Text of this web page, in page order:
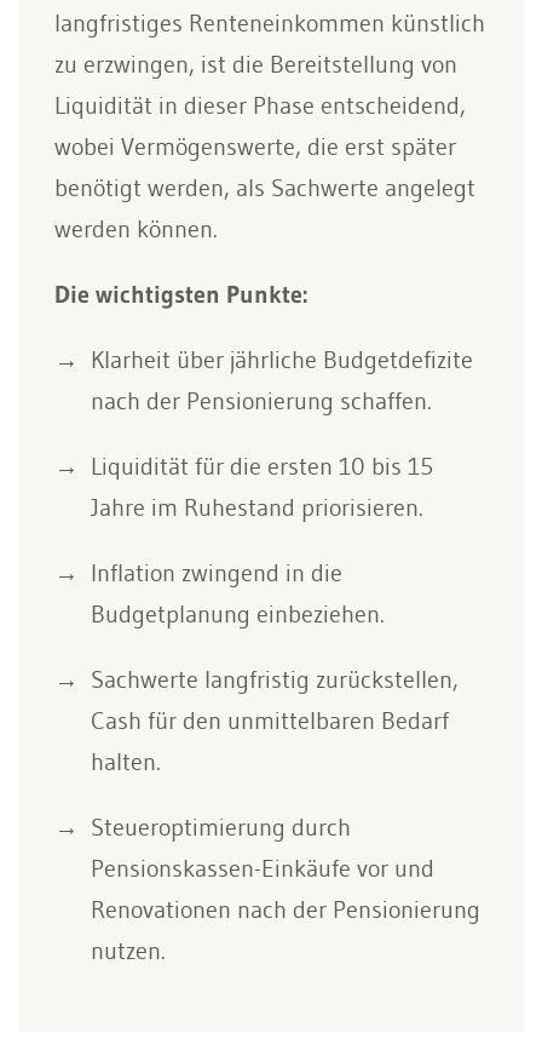
langfristiges Renteneinkommen künstlich
zu erzwingen, ist die Bereitstellung von
Liquidität in dieser Phase entscheidend,
wobei Vermögenswerte, die erst später
benötigt werden, als Sachwerte angelegt
werden können.
Die wichtigsten Punkte:
Klarheit über jährliche Budgetdefizite
nach der Pensionierung schaffen.
Liquidität für die ersten 10 bis 15
Jahre im Ruhestand priorisieren.
Inflation zwingend in die
Budgetplanung einbeziehen.
Sachwerte langfristig zurückstellen,
Cash für den unmittelbaren Bedarf
halten.
Steueroptimierung durch
Pensionskassen-Einkäufe vor und
Renovationen nach der Pensionierung
nutzen.